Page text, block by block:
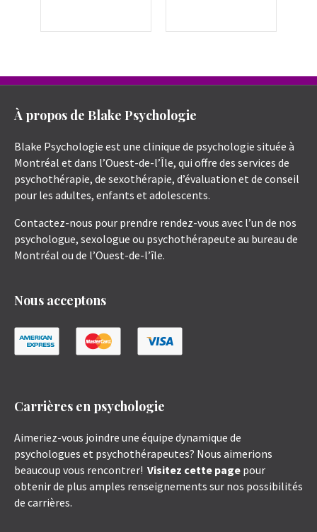
À propos de Blake Psychologie
Blake Psychologie est une clinique de psychologie située à
Montréal et dans l’Ouest-de-l’Île, qui offre des services de
psychothérapie, de sexothérapie, d’évaluation et de conseil
pour les adultes, enfants et adolescents.
Contactez-nous pour prendre rendez-vous avec l’un de nos
psychologue, sexologue ou psychothérapeute au bureau de
Montréal ou de l’Ouest-de-l’île.
Nous acceptons
Carrières en psychologie
Aimeriez-vous joindre une équipe dynamique de
psychologues et psychothérapeutes? Nous aimerions
beaucoup vous rencontrer! Visitez cette page pour
obtenir de plus amples renseignements sur nos possibilités
de carrières.